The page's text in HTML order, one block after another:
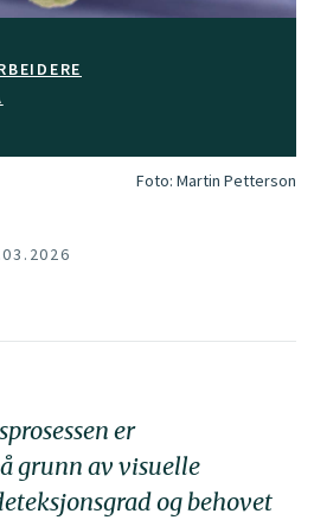
Foto: Martin Petterson
er
grunn av visuelle
og behovet